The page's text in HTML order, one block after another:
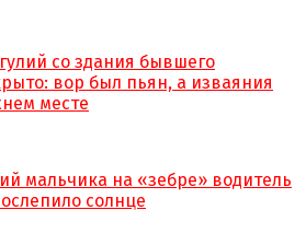
со здания бывшего
вор был пьян, а изваяния
месте
мальчика на «зебре» водитель
солнце